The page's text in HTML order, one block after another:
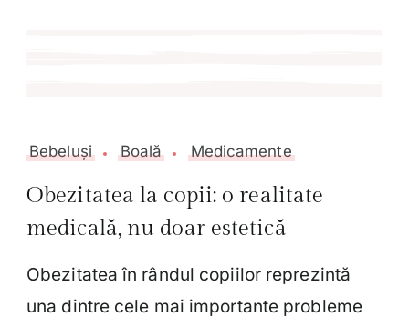
Bebeluși Boală Medicamente
Obezitatea la copii: o realitate
medicală, nu doar estetică
Obezitatea în rândul copiilor reprezintă
una dintre cele mai importante probleme